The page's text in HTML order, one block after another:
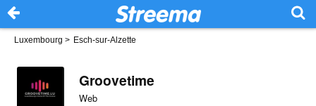
Luxembourg > Esch-sur-Alzette
Groovetime
Web